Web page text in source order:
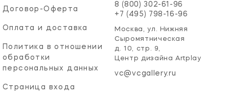
Договор-Оферта
Оплата и доставка
Политика в отношении
обработки
персональных данных
Страница входа
8 (800) 302-61-96
+7 (495) 798-16-96
Москва, ул. Нижняя
Сыромятническая
д. 10, стр. 9,
Центр дизайна Artplay
vc@vcgallery.ru